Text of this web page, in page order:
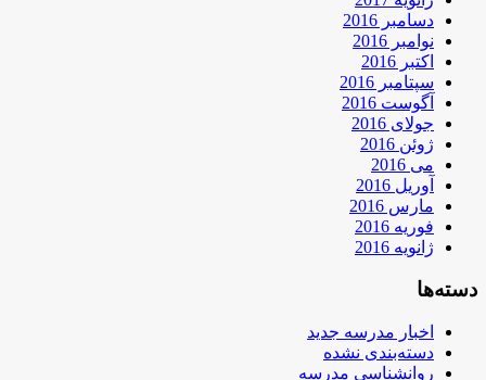
دسامبر 2016
نوامبر 2016
اکتبر 2016
سپتامبر 2016
آگوست 2016
جولای 2016
ژوئن 2016
می 2016
آوریل 2016
مارس 2016
فوریه 2016
ژانویه 2016
دسته‌ها
اخبار مدرسه جدید
دسته‌بندی نشده
روانشناسی مدرسه